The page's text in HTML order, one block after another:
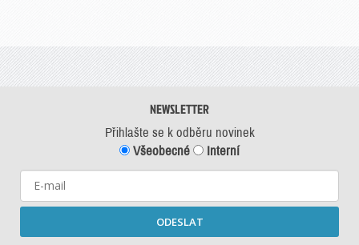
NEWSLETTER
Přihlašte se k odběru novinek
Všeobecné
Interní
ODESLAT